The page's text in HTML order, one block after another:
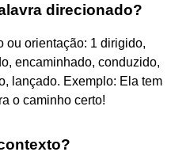
direcionado?
ou orientação: 1 dirigido,
encaminhado, conduzido,
lançado. Exemplo: Ela tem
o caminho certo!